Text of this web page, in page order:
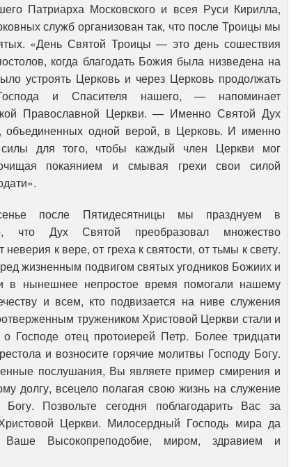
Патриарха Московского и всея Руси Кирилла,
служб организован так, что после Троицы мы
«День Святой Троицы — это день сошествия
когда благодать Божия была низведена на
устроять Церковь и через Церковь продолжать
и Спасителя нашего, — напоминает
Православной Церкви. — Именно Святой Дух
объединенных одной верой, в Церковь. И именно
для того, чтобы каждый член Церкви мог
покаянием и смывая грехи свои силой
после Пятидесятницы мы празднуем в
что Дух Святой преобразовал множество
неверия к вере, от греха к святости, от тьмы к свету.
жизненным подвигом святых угодников Божиих и
в нынешнее непростое время помогали нашему
и всем, кто подвизается на ниве служения
тружеником Христовой Церкви стали и
Господе отец протоиерей Петр. Более тридцати
и возносите горячие молитвы Господу Богу.
послушания, Вы являете пример смирения и
долгу, всецело полагая свою жизнь на служение
Богу. Позвольте сегодня поблагодарить Вас за
Церкви. Милосердный Господь мира да
Ваше Высокопреподобие, миром, здравием и